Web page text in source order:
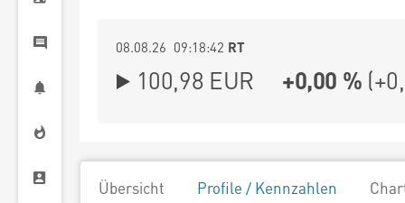
08.08.26 09:18:42 RT
100,98 EUR +0,00 % (
Übersicht Profile / Kennzahlen